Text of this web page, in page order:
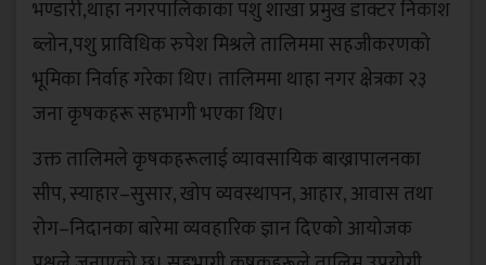
भण्डारी,थाहा नगरपालिकाका पशु शाखा प्रमुख डाक्टर निकाश
ब्लोन,पशु प्राविधिक रुपेश मिश्रले तालिममा सहजीकरणको
भूमिका निर्वाह गरेका थिए। तालिममा थाहा नगर क्षेत्रका २३
जना कृषकहरू सहभागी भएका थिए।
उक्त तालिमले कृषकहरूलाई व्यावसायिक बाख्रापालनका
सीप, स्याहार–सुसार, खोप व्यवस्थापन, आहार, आवास तथा
रोग–निदानका बारेमा व्यवहारिक ज्ञान दिएको आयोजक